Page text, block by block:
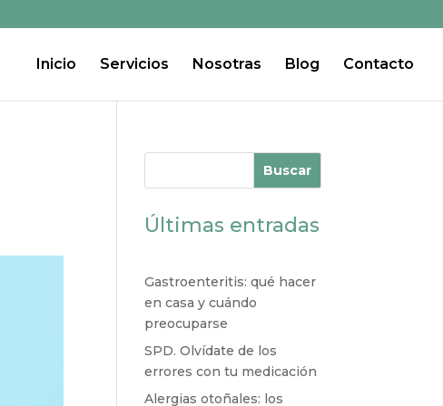
Inicio Servicios Nosotras Blog Contacto
Buscar
Últimas entradas
Gastroenteritis: qué hacer
en casa y cuándo
preocuparse
SPD. Olvídate de los
errores con tu medicación
Alergias otoñales: los